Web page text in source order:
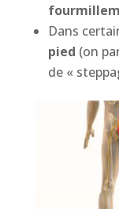
Dans
pied (on
de «